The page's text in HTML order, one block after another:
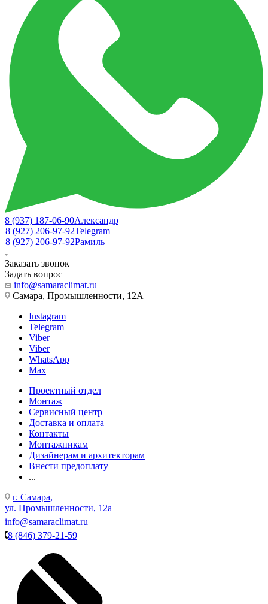
8 (937) 187-06-90Александр
8 (927) 206-97-92Telegram
8 (927) 206-97-92Рамиль
Заказать звонок
Задать вопрос
info@samaraclimat.ru
Самара, Промышленности, 12А
Instagram
Telegram
Viber
Viber
WhatsApp
Max
Проектный отдел
Монтаж
Сервисный центр
Доставка и оплата
Контакты
Монтажникам
Дизайнерам и архитекторам
Внести предоплату
...
г. Самара,
ул. Промышленности, 12а
info@samaraclimat.ru
8 (846) 379-21-59